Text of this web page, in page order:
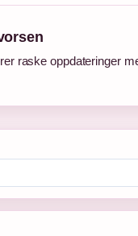
raske oppdateringer